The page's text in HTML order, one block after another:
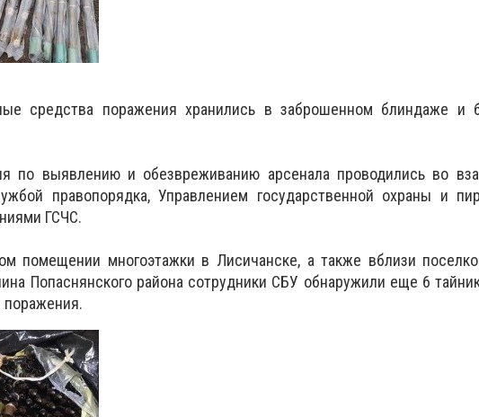
средства поражения хранились в заброшенном блиндаже и
по выявлению и обезвреживанию арсенала проводились во
правопорядка, Управлением государственной охраны и
ГСЧС.
помещении многоэтажки в Лисичанске, а также вблизи
Попаснянского района сотрудники СБУ обнаружили еще 6
поражения.